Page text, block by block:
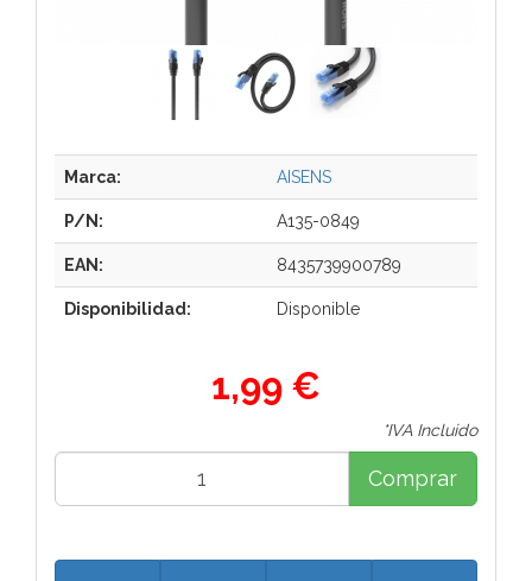
Marca: AISENS
P/N: A135-0849
EAN: 8435739900789
Disponibilidad: Disponible
1,99 €
*IVA Incluido
Comprar